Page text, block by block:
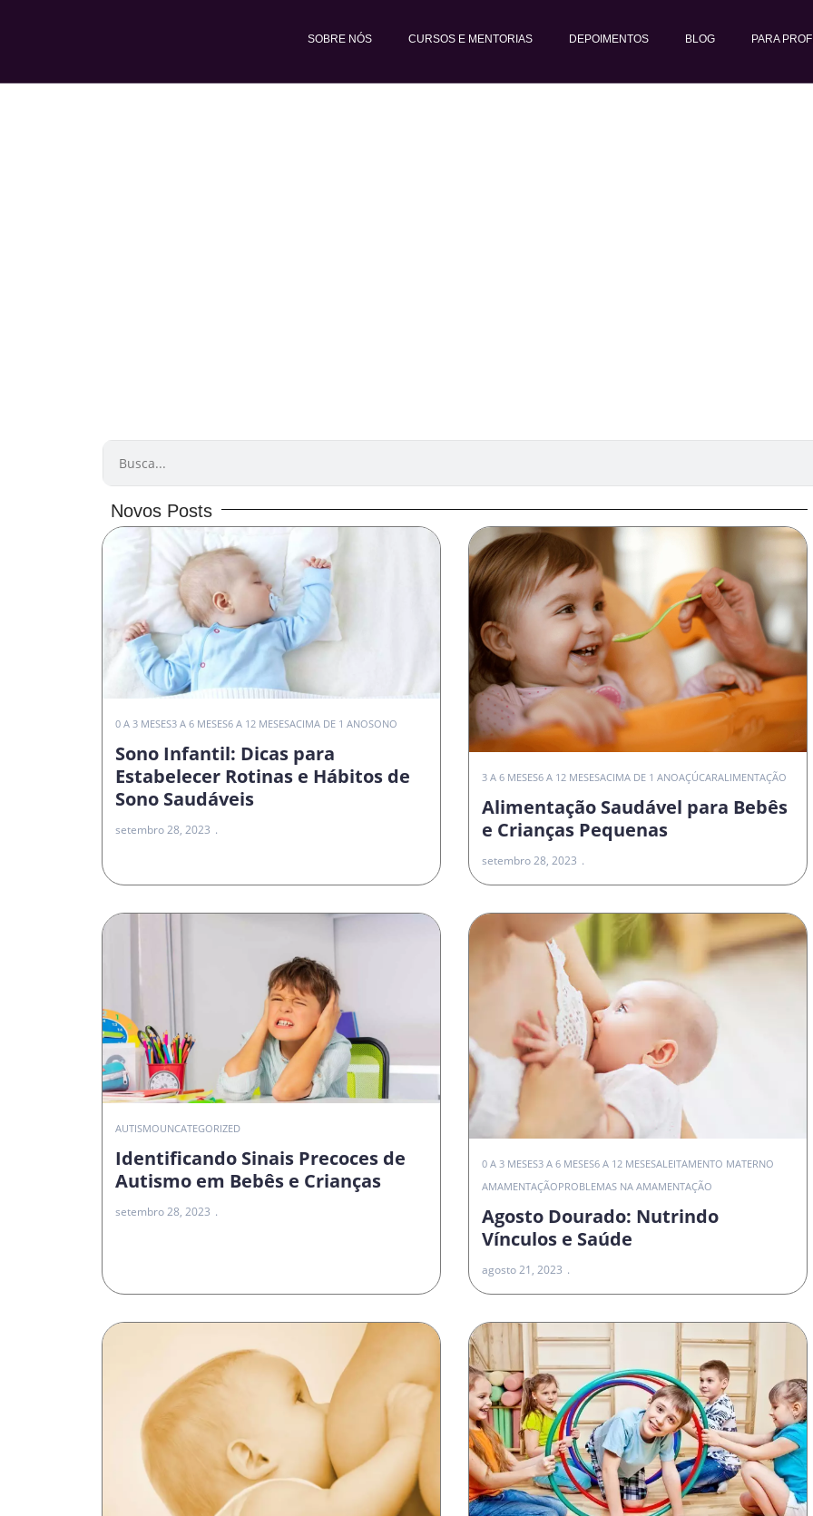
conteúdo
SOBRE NÓS CURSOS E MENTORIAS DEPOIMENTOS BLOG PARA
PESQUISAR
Novos Posts
0 A 3 MESES3 A 6 MESES6 A 12 MESESACIMA DE 1 ANOSONO
Sono Infantil: Dicas para
Estabelecer Rotinas e Hábitos de
Sono Saudáveis
setembro 28, 2023
3 A 6 MESES6 A 12 MESESACIMA DE 1 ANOAÇÚCARALIMENTAÇÃO
Alimentação Saudável para Bebês
e Crianças Pequenas
setembro 28, 2023
AUTISMOUNCATEGORIZED
Identificando Sinais Precoces de
Autismo em Bebês e Crianças
setembro 28, 2023
0 A 3 MESES3 A 6 MESES6 A 12 MESESALEITAMENTO MATERNO
AMAMENTAÇÃOPROBLEMAS NA AMAMENTAÇÃO
Agosto Dourado: Nutrindo
Vínculos e Saúde
agosto 21, 2023